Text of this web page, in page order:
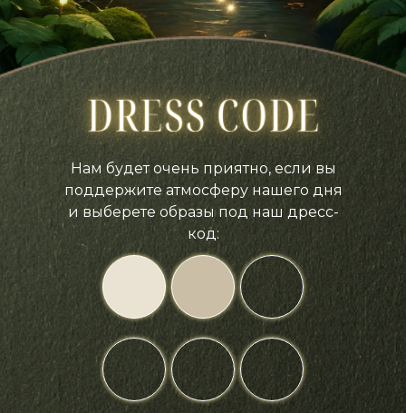
Нам будет очень приятно, если вы
поддержите атмосферу нашего дня
и выберете образы под наш дресс-
код: